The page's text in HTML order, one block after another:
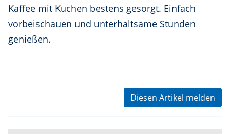
Kaffee mit Kuchen bestens gesorgt. Einfach
vorbeischauen und unterhaltsame Stunden
genießen.
Diesen Artikel melden